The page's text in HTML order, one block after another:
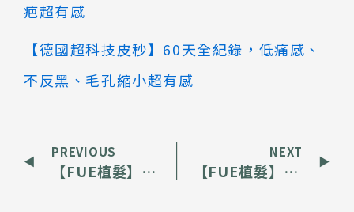
疤超有感
【德國超科技皮秒】60天全紀錄，低痛感、
不反黑、毛孔縮小超有感
PREVIOUS
【FUE植髮】二次植髮，擺脫中年顯老危機
NEXT
【FUE植髮】禿如其來，重現消失的髮際線